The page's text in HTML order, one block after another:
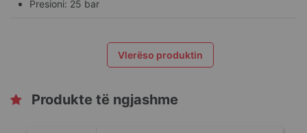
Presioni: 25 bar
Vlerëso produktin
Produkte të ngjashme